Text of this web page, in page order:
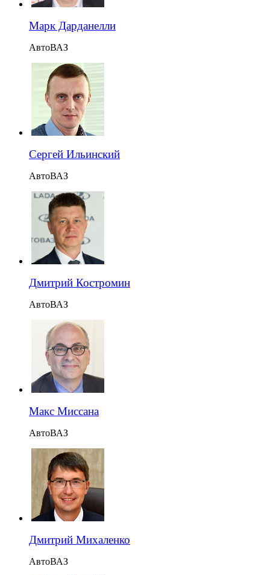
Марк Дарданелли
АвтоВАЗ
Сергей Ильинский
АвтоВАЗ
Дмитрий Костромин
АвтоВАЗ
Макс Миссана
АвтоВАЗ
Дмитрий Михаленко
АвтоВАЗ